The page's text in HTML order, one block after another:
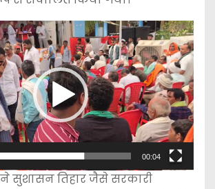
00:04
सुशासन तिहार जैसे सरकारी